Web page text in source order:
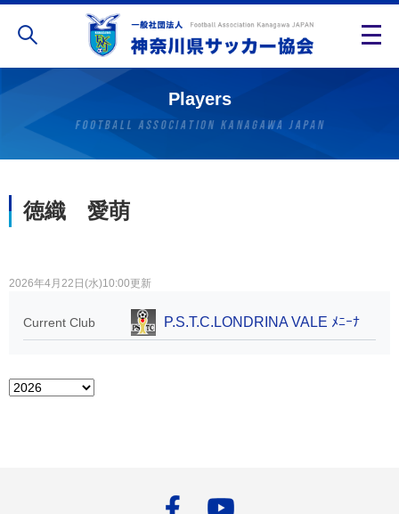
Players
徳織 愛萌
2026年4月22日(水)10:00更新
Current Club P.S.T.C.LONDRINA VALE ﾒﾆｰﾅ